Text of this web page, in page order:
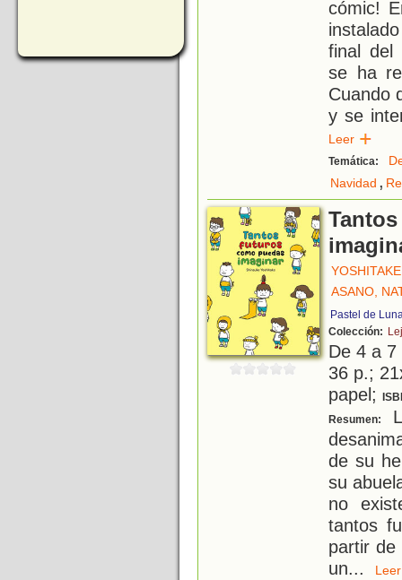
cómic!
final del
se ha
Cuando
y se
Leer
Temática:
Navidad ,
ASANO,
Pastel de
Colección:
De 4 a
36 p.;
papel;
Resumen:
de su
su
no
tantos
partir de
un...